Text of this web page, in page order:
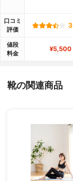
口コミ
評価
値段
料金
¥5,500
靴の関連商品